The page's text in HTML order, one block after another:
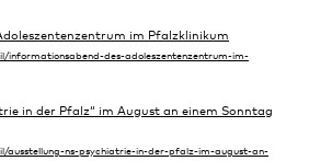
im Pfalzklinikum
in der Pfalz“ im August an einem Sonntag